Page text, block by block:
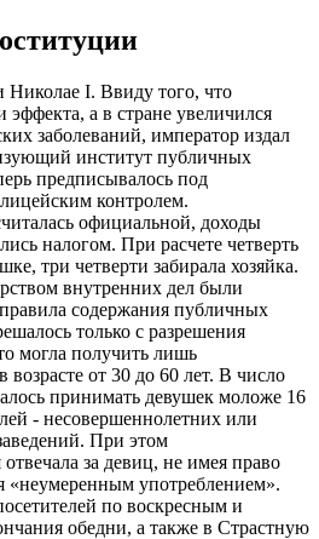
Николае I. Ввиду того, что
а в стране увеличился
заболеваний, император издал
институт публичных
предписывалось под
контролем.
официальной, доходы
налогом. При расчете четверть
три четверти забирала хозяйка.
внутренних дел были
содержания публичных
только с разрешения
могла получить лишь
от 30 до 60 лет. В число
принимать девушек моложе 16
- несовершеннолетних или
При этом
за девиц, не имея право
«неумеренным употреблением».
по воскресным и
обедни, а также в Страстную